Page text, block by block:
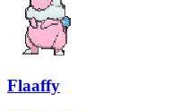
Flaaffy